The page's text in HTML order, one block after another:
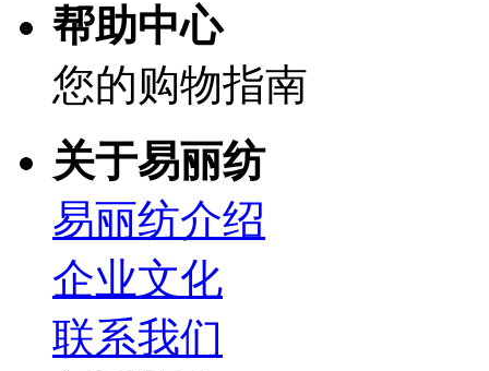
帮助中心
您的购物指南
关于易丽纺
易丽纺介绍
企业文化
联系我们